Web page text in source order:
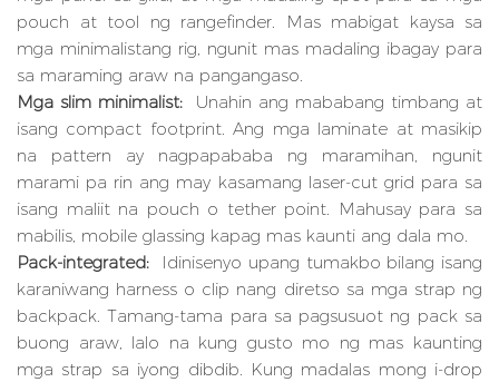
pouch at tool ng rangefinder. Mas mabigat kaysa sa
mga minimalistang rig, ngunit mas madaling ibagay para
sa maraming araw na pangangaso.
Mga slim minimalist:
Unahin ang mababang timbang at
isang compact footprint. Ang mga laminate at masikip
na pattern ay nagpapababa ng maramihan, ngunit
marami pa rin ang may kasamang laser-cut grid para sa
isang maliit na pouch o tether point. Mahusay para sa
mabilis, mobile glassing kapag mas kaunti ang dala mo.
Pack-integrated:
Idinisenyo upang tumakbo bilang isang
karaniwang harness o clip nang diretso sa mga strap ng
backpack. Tamang-tama para sa pagsusuot ng pack sa
buong araw, lalo na kung gusto mo ng mas kaunting
mga strap sa iyong dibdib. Kung madalas mong i-drop